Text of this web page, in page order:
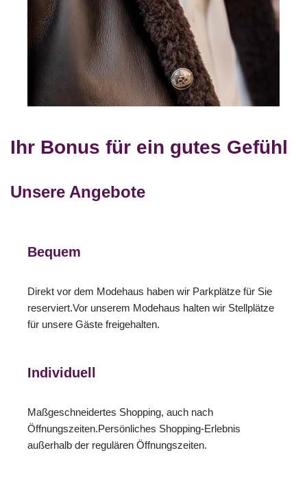
Ihr Bonus für ein gutes Gefühl
Unsere Angebote
Bequem
Direkt vor dem Modehaus haben wir Parkplätze für Sie
reserviert.Vor unserem Modehaus halten wir Stellplätze
für unsere Gäste freigehalten.
Individuell
Maßgeschneidertes Shopping, auch nach
Öffnungszeiten.Persönliches Shopping-Erlebnis
außerhalb der regulären Öffnungszeiten.